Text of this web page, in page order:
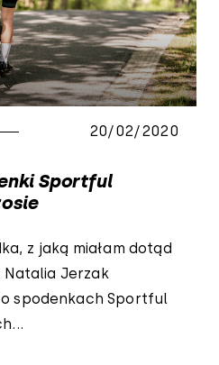
20/02/2020
Sportful
z jaką miałam dotąd
Natalia Jerzak
o spodenkach Sportful